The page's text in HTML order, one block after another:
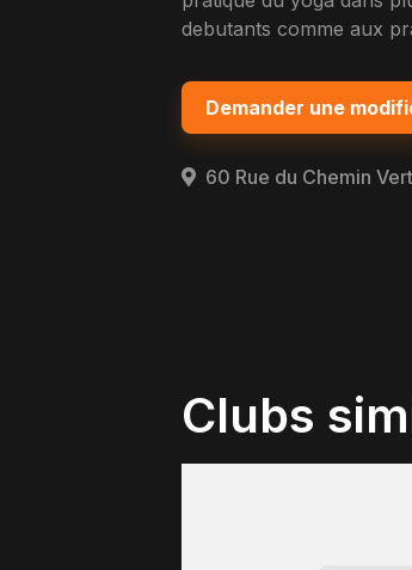
debutants comme aux
Demander une
60 Rue du Chemin
Clubs